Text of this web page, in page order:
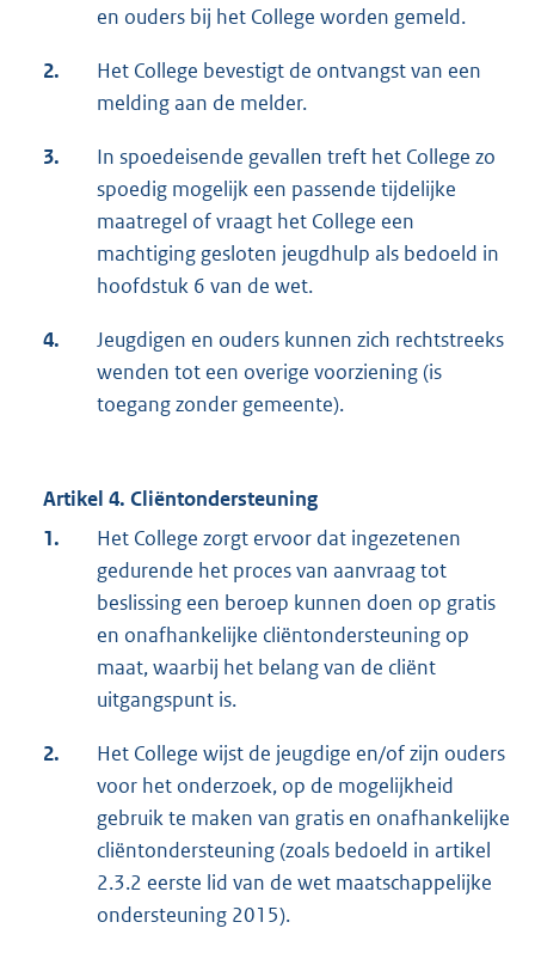
en ouders bij het College worden gemeld.
2.
Het College bevestigt de ontvangst van een
melding aan de melder.
3.
In spoedeisende gevallen treft het College zo
spoedig mogelijk een passende tijdelijke
maatregel of vraagt het College een
machtiging gesloten jeugdhulp als bedoeld in
hoofdstuk 6 van de wet.
4.
Jeugdigen en ouders kunnen zich rechtstreeks
wenden tot een overige voorziening (is
toegang zonder gemeente).
Artikel 4. Cliëntondersteuning
1.
Het College zorgt ervoor dat ingezetenen
gedurende het proces van aanvraag tot
beslissing een beroep kunnen doen op gratis
en onafhankelijke cliëntondersteuning op
maat, waarbij het belang van de cliënt
uitgangspunt is.
2.
Het College wijst de jeugdige en/of zijn ouders
voor het onderzoek, op de mogelijkheid
gebruik te maken van gratis en onafhankelijke
cliëntondersteuning (zoals bedoeld in artikel
2.3.2 eerste lid van de wet maatschappelijke
ondersteuning 2015).